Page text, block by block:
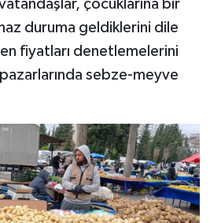
çocuklarına bir
duruma geldiklerini dile
fiyatları denetlemelerini
sebze-meyve